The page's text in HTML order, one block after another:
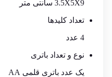
3.5X5X9 سانتی متر
تعداد کلیدها
4 عدد
نوع و تعداد باتری
یک عدد باتری قلمی AA